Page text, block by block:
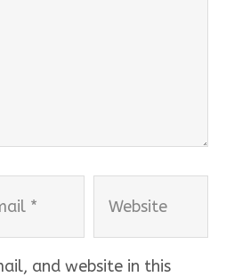
and website in this